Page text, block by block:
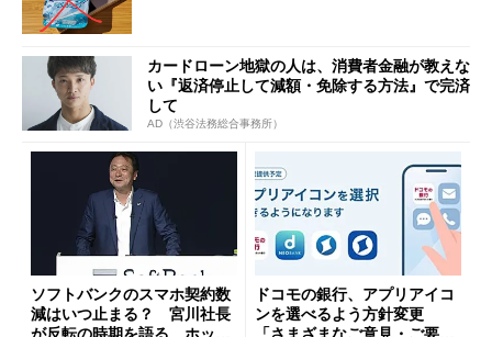
カードローン地獄の人は、消費者金融が教えな
い『返済停止して減額・免除する方法』で完済
して
AD（渋谷法務総合事務所）
ソフトバンクのスマホ契約数
減はいつ止まる？ 宮川社長
ドコモの銀行、アプリアイコ
ンを選べるよう方針変更